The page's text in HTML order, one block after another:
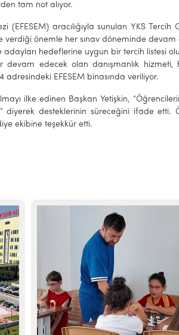
tam not alıyor.
(EFESEM) aracılığıyla sunulan YKS
verdiği önemle her sınav döneminde
adayları hedeflerine uygun bir tercih listesi
devam edecek olan danışmanlık
adresindeki EFESEM binasında veriliyor.
ilke edinen Başkan Yetişkin,
diyerek desteklerinin süreceğini ifade
ekibine teşekkür etti.